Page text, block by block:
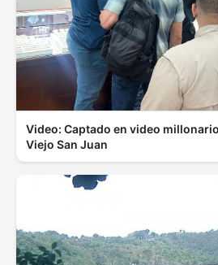
Video: Captado en video
Viejo San Juan